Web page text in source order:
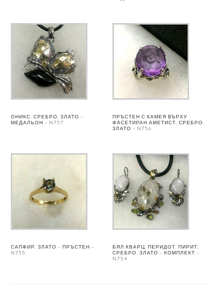
ОНИКС, СРЕБРО, ЗЛАТО –
МЕДАЛЬОН – N757
ПРЪСТЕН С КАМЕЯ ВЪРХУ
ФАСЕТИРАН АМЕТИСТ, СРЕБРО,
ЗЛАТО – N756
САПФИР, ЗЛАТО – ПРЪСТЕН –
N755
БЯЛ КВАРЦ, ПЕРИДОТ, ПИРИТ,
СРЕБРО, ЗЛАТО – КОМПЛЕКТ –
N754